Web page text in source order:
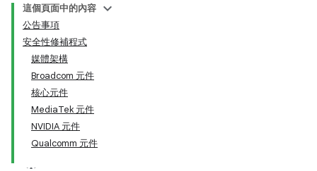
這個頁面中的內容
公告事項
安全性修補程式
媒體架構
Broadcom 元件
核心元件
MediaTek 元件
NVIDIA 元件
Qualcomm 元件